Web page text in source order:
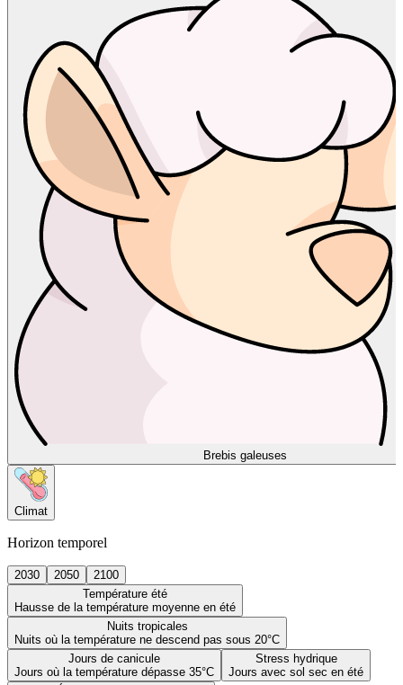
Brebis galeuses
Climat
Horizon temporel
2030 2050
2100
Température été
Hausse de la température moyenne en été
Nuits tropicales
Nuits où la température ne descend pas sous 20°C
Jours de canicule
Jours où la température dépasse 35°C
Stress hydrique
Jours avec sol sec en été